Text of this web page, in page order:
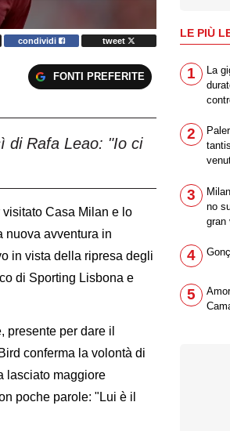
condividi tweet
FONTI PREFERITE
di Rafa Leao: "Io ci
Casa Milan e lo
nuova avventura in
in vista della ripresa degli
di Sporting Lisbona e
per dare il
conferma la volontà di
lasciato maggiore
poche parole: "Lui è il
LE PIÙ
1
La
2
3
no
gran
4
5